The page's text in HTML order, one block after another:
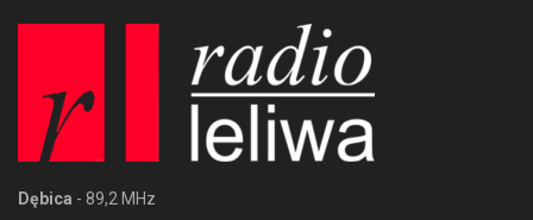
Dębica - 89,2 MHz